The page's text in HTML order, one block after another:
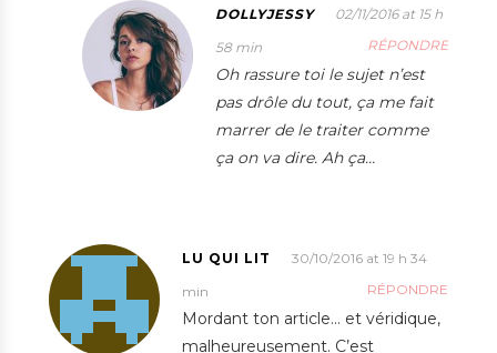
DOLLYJESSY
02/11/2016 at 15 h
58 min
RÉPONDRE
Oh rassure toi le sujet n’est
pas drôle du tout, ça me fait
marrer de le traiter comme
ça on va dire. Ah ça…
LU QUI LIT
30/10/2016 at 19 h 34
min
RÉPONDRE
Mordant ton article… et véridique,
malheureusement. C’est